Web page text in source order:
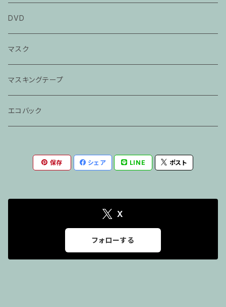
「落語教育委員会」
「目黒のさんま」
「猫の皿」
「芝浜」
「らくだ」
立川談春CD
立川談笑CD
春風亭百栄CD
春風亭一之輔CD
DVD
マスク
マスキングテープ
エコバック
保存 シェア LINE ポスト
X
フォローする